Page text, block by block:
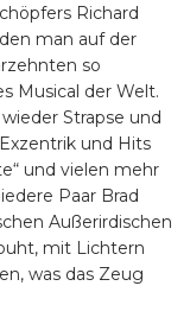
Richard
man auf der
so
Musical der Welt.
Strapse und
und Hits
und vielen mehr
Paar Brad
Außerirdischen
mit Lichtern
was das Zeug